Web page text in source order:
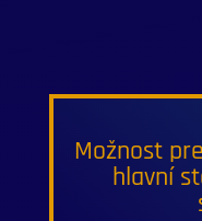
Možnost
hlavní